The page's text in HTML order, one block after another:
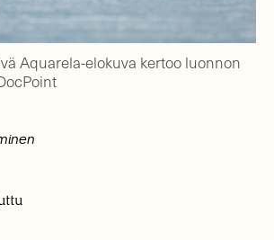
Aquarela-elokuva kertoo luonnon